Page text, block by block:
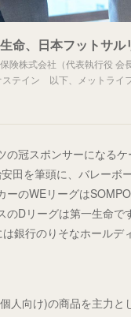
険株式会社（代表執行役 会
テイン 以下、メットライ
の冠スポンサーになるケ
田を筆頭に、バレーボ
ーのWEリーグは
のDリーグは第一生命で
銀行のりそなホールデ
人向け)の商品を主力と